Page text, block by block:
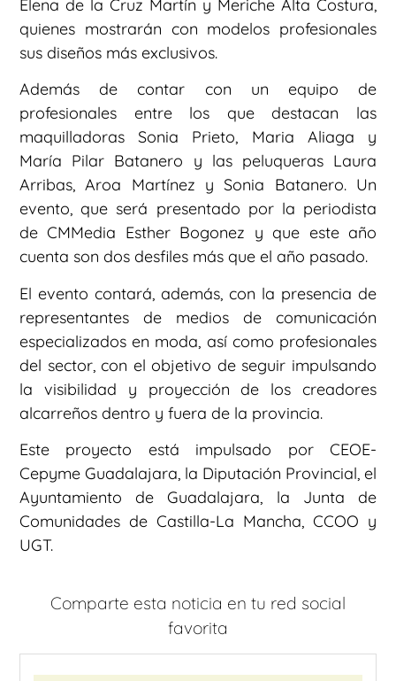
Elena de la Cruz Martín y Meriche Alta Costura,
quienes mostrarán con modelos profesionales
sus diseños más exclusivos.
Además de contar con un equipo de
profesionales entre los que destacan las
maquilladoras Sonia Prieto, Maria Aliaga y
María Pilar Batanero y las peluqueras Laura
Arribas, Aroa Martínez y Sonia Batanero. Un
evento, que será presentado por la periodista
de CMMedia Esther Bogonez y que este año
cuenta son dos desfiles más que el año pasado.
El evento contará, además, con la presencia de
representantes de medios de comunicación
especializados en moda, así como profesionales
del sector, con el objetivo de seguir impulsando
la visibilidad y proyección de los creadores
alcarreños dentro y fuera de la provincia.
Este proyecto está impulsado por CEOE-
Cepyme Guadalajara, la Diputación Provincial, el
Ayuntamiento de Guadalajara, la Junta de
Comunidades de Castilla-La Mancha, CCOO y
UGT.
Comparte esta noticia en tu red social
favorita